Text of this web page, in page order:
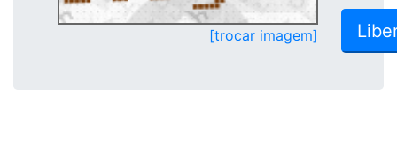
[trocar imagem]